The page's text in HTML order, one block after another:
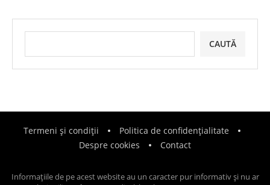
CAUTĂ
Termeni și condiții
Politica de confidențialitate
Despre cookies
Contact
Informațiile de pe acest website au un caracter pur informativ și nu ar